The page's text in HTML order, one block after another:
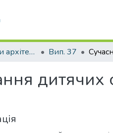
Сучасні проблеми архітектури та містобудування Вип. 37